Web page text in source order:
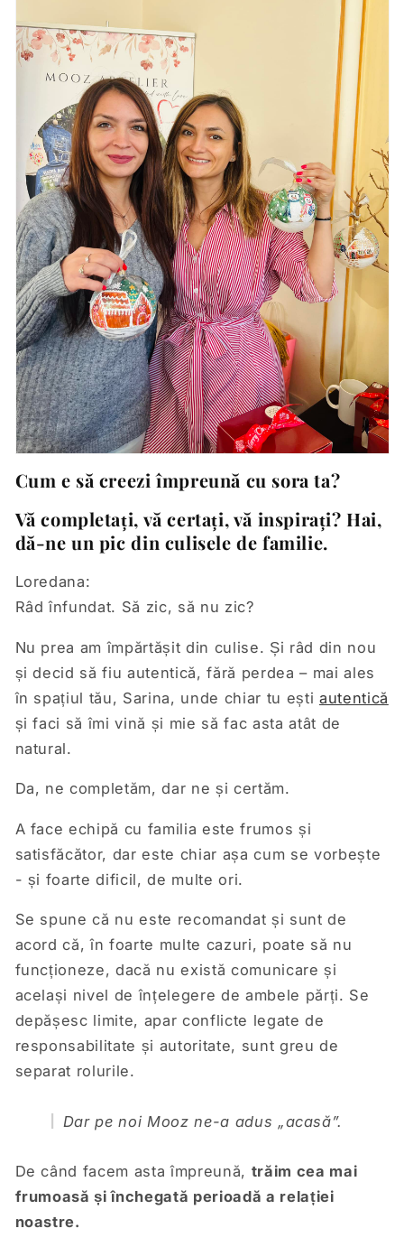
Cum e să creezi împreună cu sora ta?
Vă completați, vă certați, vă inspirați? Hai,
dă-ne un pic din culisele de familie.
Loredana:
Râd înfundat. Să zic, să nu zic?
Nu prea am împărtășit din culise. Și râd din nou
și decid să fiu autentică, fără perdea – mai ales
în spațiul tău, Sarina, unde chiar tu ești autentică
și faci să îmi vină și mie să fac asta atât de
natural.
Da, ne completăm, dar ne și certăm.
A face echipă cu familia este frumos și
satisfăcător, dar este chiar așa cum se vorbește
- și foarte dificil, de multe ori.
Se spune că nu este recomandat și sunt de
acord că, în foarte multe cazuri, poate să nu
funcționeze, dacă nu există comunicare și
același nivel de înțelegere de ambele părți. Se
depășesc limite, apar conflicte legate de
responsabilitate și autoritate, sunt greu de
separat rolurile.
Dar pe noi Mooz ne-a adus „acasă”.
De când facem asta împreună, trăim cea mai
frumoasă și închegată perioadă a relației
noastre.